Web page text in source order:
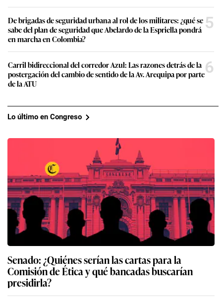
De brigadas de seguridad urbana al rol de los militares: ¿qué se
sabe del plan de seguridad que Abelardo de la Espriella pondrá
en marcha en Colombia?
5
Carril bidireccional del corredor Azul: Las razones detrás de la
postergación del cambio de sentido de la Av. Arequipa por parte
de la ATU
6
Lo último en Congreso
Senado: ¿Quiénes serían las cartas para la
Comisión de Ética y qué bancadas buscarían
presidirla?